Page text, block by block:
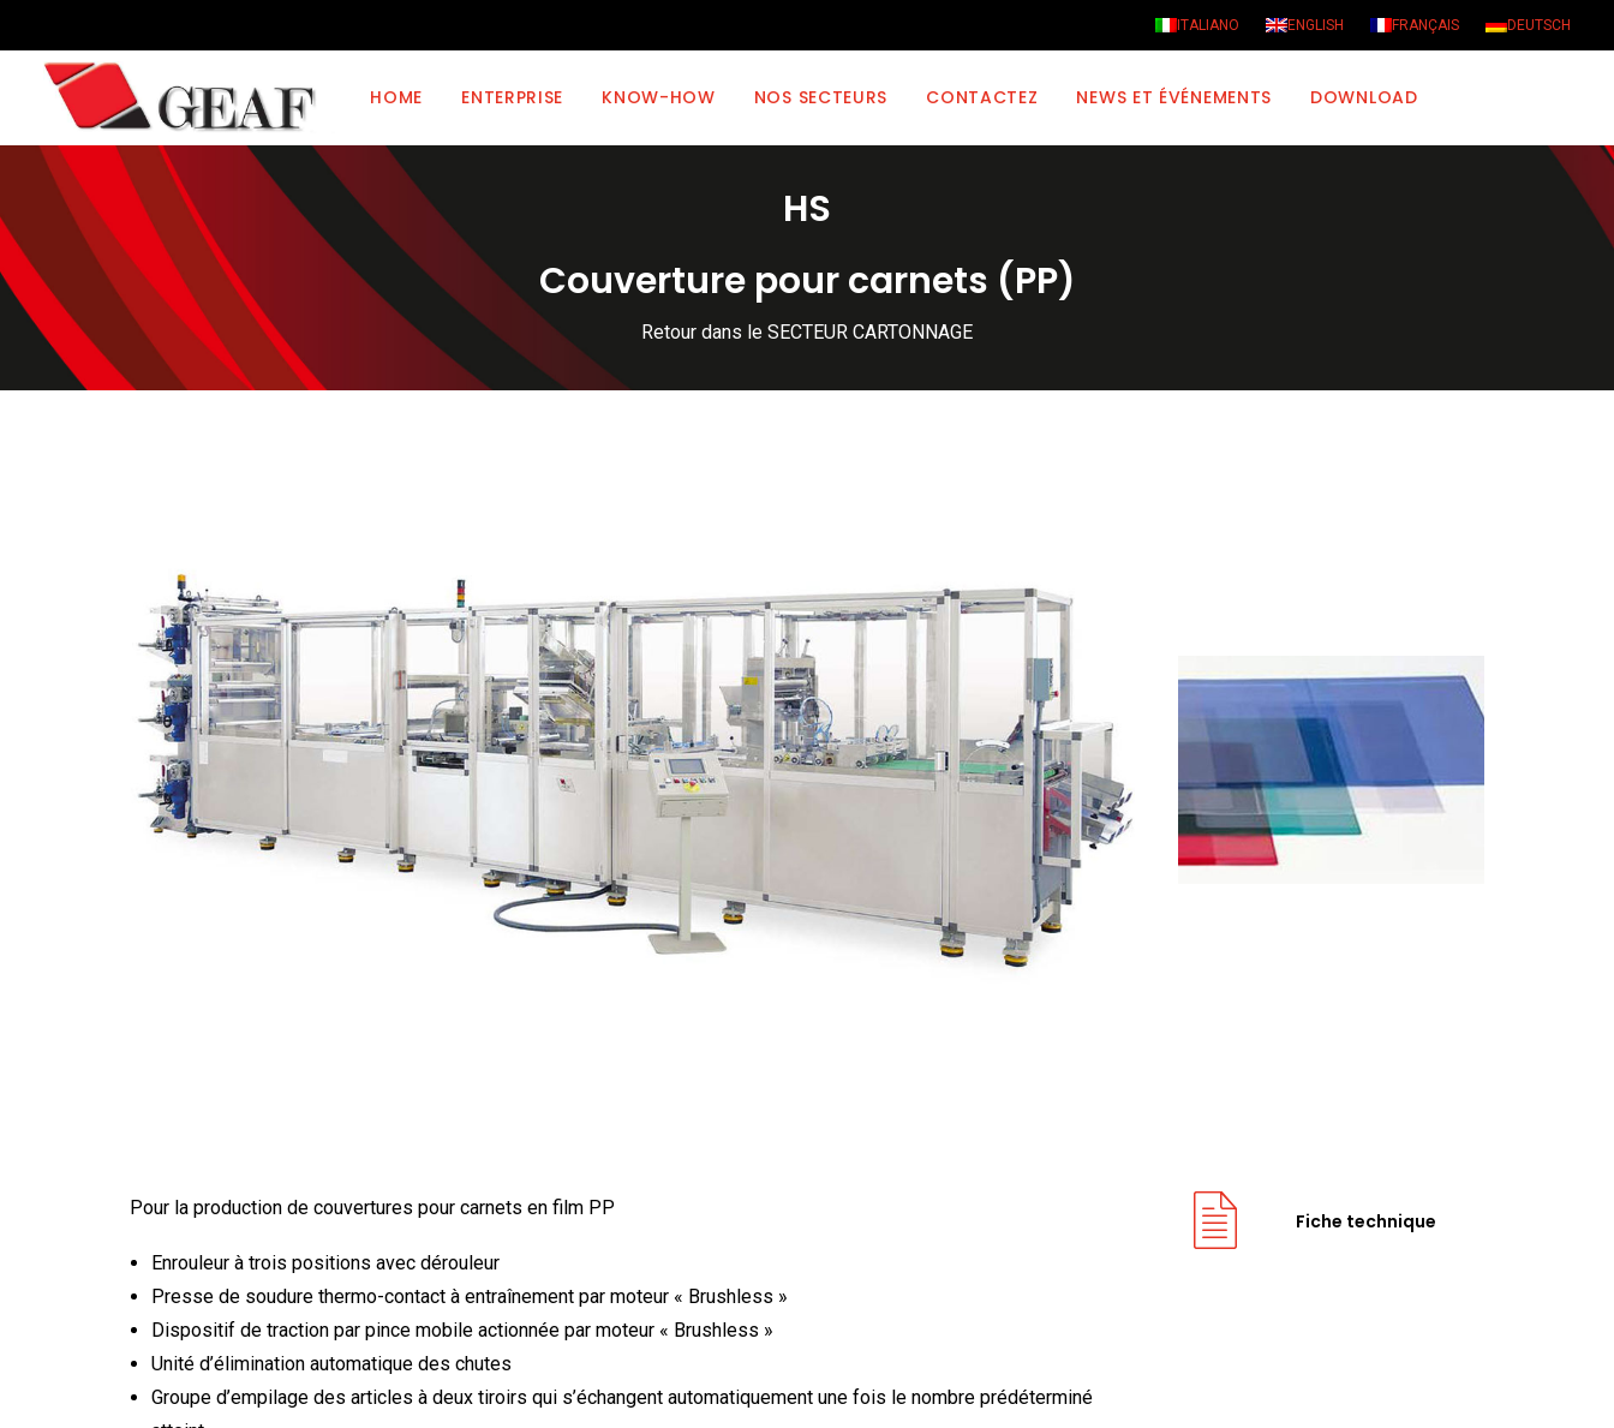
ITALIANO ENGLISH FRANÇAIS DEUTSCH
HOME ENTERPRISE KNOW-HOW NOS SECTEURS CONTACTEZ NEWS ET ÉVÉNEMENTS DOWNLOAD
HS
Couverture pour carnets (PP)
Retour dans le SECTEUR CARTONNAGE
Pour la production de couvertures pour carnets en film PP
Enrouleur à trois positions avec dérouleur
Presse de soudure thermo-contact à entraînement par moteur « Brushless »
Dispositif de traction par pince mobile actionnée par moteur « Brushless »
Unité d’élimination automatique des chutes
Groupe d’empilage des articles à deux tiroirs qui s’échangent automatiquement une fois le nombre prédéterminé
Fiche technique